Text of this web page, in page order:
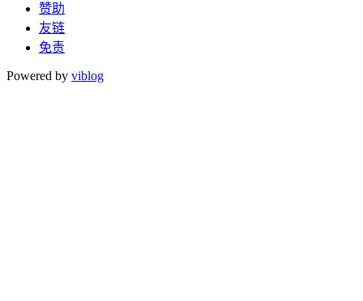
赞助
友链
免责
Powered by viblog